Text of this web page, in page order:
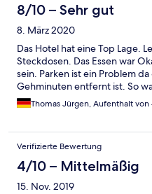
8/10 – Sehr gut
8. März 2020
Das Hotel hat eine Top Lage.
Steckdosen. Das Essen war
sein. Parken ist ein Problem
Gehminuten entfernt ist. So
Thomas Jürgen, Aufenthalt von
Verifizierte Bewertung
4/10 – Mittelmäßig
15. Nov. 2019